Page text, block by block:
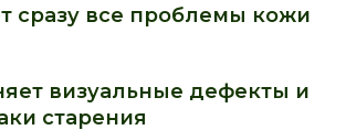
сразу все проблемы кожи
визуальные дефекты и
старения